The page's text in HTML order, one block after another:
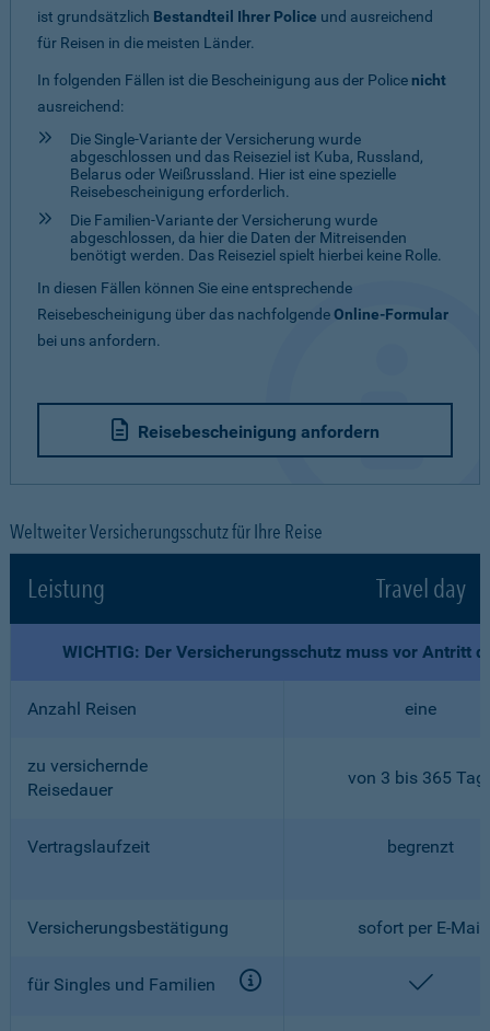
ist grundsätzlich Bestandteil Ihrer Police und ausreichend
für Reisen in die meisten Länder.
In folgenden Fällen ist die Bescheinigung aus der Police nicht
ausreichend:
Die Single-Variante der Versicherung wurde
abgeschlossen und das Reiseziel ist Kuba, Russland,
Belarus oder Weißrussland. Hier ist eine spezielle
Reisebescheinigung erforderlich.
Die Familien-Variante der Versicherung wurde
abgeschlossen, da hier die Daten der Mitreisenden
benötigt werden. Das Reiseziel spielt hierbei keine Rolle.
In diesen Fällen können Sie eine entsprechende
Reisebescheinigung über das nachfolgendeOnline-Formular
bei uns anfordern.
Reisebescheinigung anfordern
Weltweiter Versicherungsschutz für Ihre Reise
Leistung Travel day
WICHTIG: Der Versicherungsschutz muss vor Antritt
Anzahl Reisen eine
zu versichernde
Reisedauer
von 3 bis 365
Vertragslaufzeit begrenzt
Versicherungsbestätigung sofort per E-Mail
für Singles und Familien